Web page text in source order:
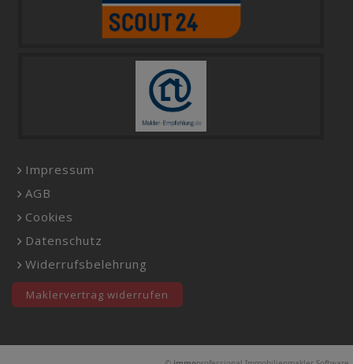
Impressum
AGB
Cookies
Datenschutz
Widerrufsbelehrung
Maklervertrag widerrufen